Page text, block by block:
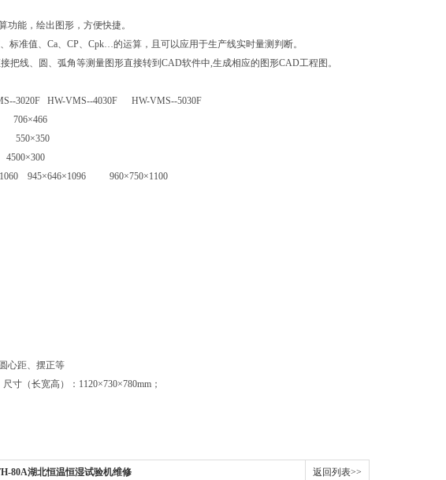
能，绘出图形，方便快捷。
标准值、Ca、CP、Cpk…的运算，且可以应用于生产线实时量测判断。
线、圆、弧角等测量图形直接转到CAD软件中,生成相应的图形CAD工程图。
3020F HW-VMS--4030F HW-VMS--5030F
706×466
550×350
945×646×1096 960×750×1100
心距、摆正等
寸（长宽高）：1120×730×780mm；
80A湖北恒温恒湿试验机维修 返回列表>>